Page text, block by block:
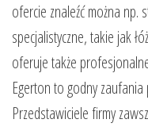
ofercie znaleźć można np.
specjalistyczne, takie jak
oferuje także
Egerton to godny
Przedstawiciele firmy